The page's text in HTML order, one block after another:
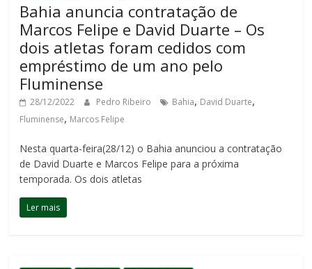
Bahia anuncia contratação de
Marcos Felipe e David Duarte – Os
dois atletas foram cedidos com
empréstimo de um ano pelo
Fluminense
28/12/2022 Pedro Ribeiro Bahia, David Duarte,
Fluminense, Marcos Felipe
Nesta quarta-feira(28/12) o Bahia anunciou a contratação
de David Duarte e Marcos Felipe para a próxima
temporada. Os dois atletas
Ler mais